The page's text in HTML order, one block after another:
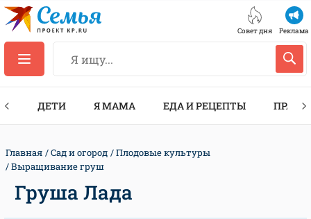
Совет дня Реклама
ДЕТИ Я МАМА ЕДА И РЕЦЕПТЫ
Главная Сад и огород
Плодовые культуры
Выращивание груш
Груша Лада